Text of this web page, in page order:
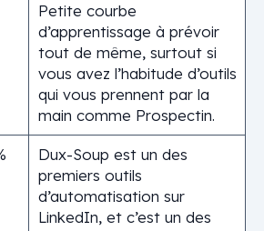
Petite courbe
d’apprentissage à prévoir
tout de même, surtout si
vous avez l’habitude d’outils
qui vous prennent par la
main comme Prospectin.
Dux-Soup est un des
premiers outils
d’automatisation sur
LinkedIn, et c’est un des